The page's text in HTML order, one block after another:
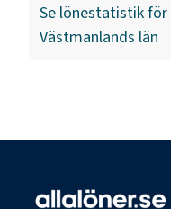
Se lönestatistik för
Västmanlands län